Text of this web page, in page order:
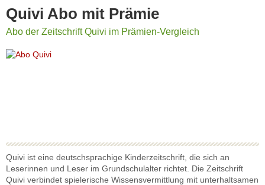
Quivi Abo mit Prämie
Abo der Zeitschrift Quivi im Prämien-Vergleich
Quivi ist eine deutschsprachige Kinderzeitschrift, die sich an
Leserinnen und Leser im Grundschulalter richtet. Die Zeitschrift
Quivi verbindet spielerische Wissensvermittlung mit unterhaltsamen